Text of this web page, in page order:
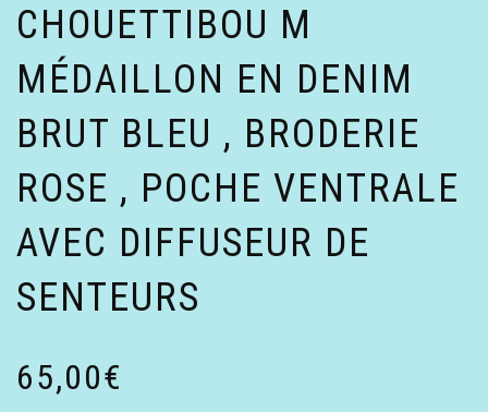
CHOUETTIBOU M
MÉDAILLON EN DENIM
BRUT BLEU , BRODERIE
ROSE , POCHE VENTRALE
AVEC DIFFUSEUR DE
SENTEURS
65,00€